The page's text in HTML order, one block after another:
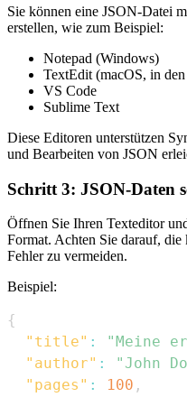
Sie können eine JSON-Datei
erstellen, wie zum Beispiel:
Notepad (Windows)
TextEdit (macOS, in
VS Code
Sublime Text
Diese Editoren unterstützen
und Bearbeiten von JSON
Schritt 3: JSON-Daten
Öffnen Sie Ihren Texteditor
Format. Achten Sie darauf,
Fehler zu vermeiden.
Beispiel:
{
"title" : "Meine
"author" : "John
"pages" : 100 ,